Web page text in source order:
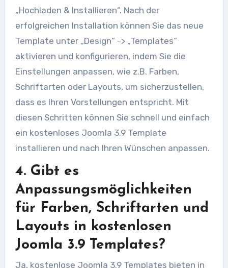
„Hochladen & Installieren“. Nach der
erfolgreichen Installation können Sie das neue
Template unter „Design“ -> „Templates“
aktivieren und konfigurieren, indem Sie die
Einstellungen anpassen, wie z.B. Farben,
Schriftarten oder Layouts, um sicherzustellen,
dass es Ihren Vorstellungen entspricht. Mit
diesen Schritten können Sie schnell und einfach
ein kostenloses Joomla 3.9 Template
installieren und nach Ihren Wünschen anpassen.
4. Gibt es
Anpassungsmöglichkeiten
für Farben, Schriftarten und
Layouts in kostenlosen
Joomla 3.9 Templates?
Ja, kostenlose Joomla 3.9 Templates bieten in